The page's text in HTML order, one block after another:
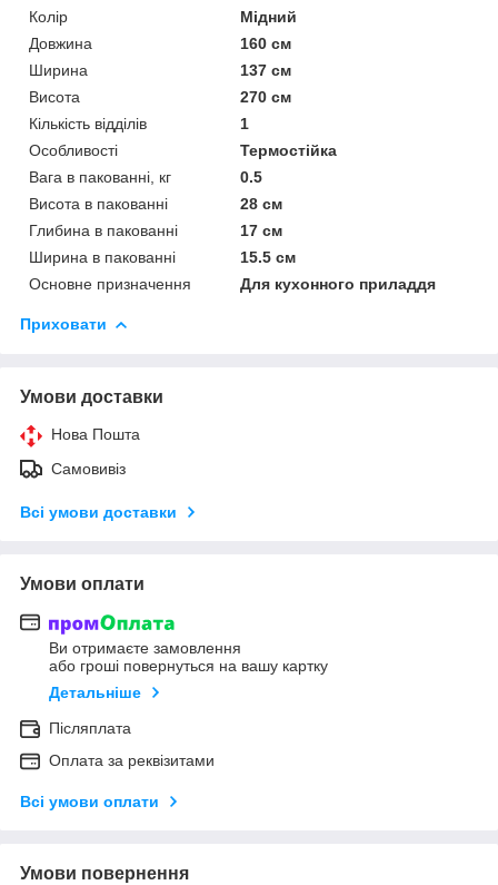
Колір
Мідний
Довжина
160 см
Ширина
137 см
Висота
270 см
Кількість відділів
1
Особливості
Термостійка
Вага в пакованні, кг
0.5
Висота в пакованні
28 см
Глибина в пакованні
17 см
Ширина в пакованні
15.5 см
Основне призначення
Для кухонного приладдя
Приховати
Умови доставки
Нова Пошта
Самовивіз
Всі умови доставки
Умови оплати
Ви отримаєте замовлення
або гроші повернуться на вашу картку
Детальніше
Післяплата
Оплата за реквізитами
Всі умови оплати
Умови повернення